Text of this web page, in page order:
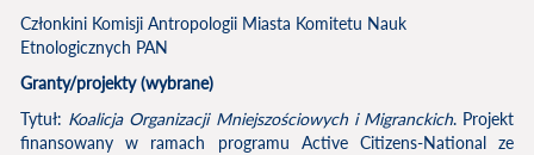
Członkini Komisji Antropologii Miasta Komitetu Nauk
Etnologicznych PAN
Granty/projekty (wybrane)
Tytuł: Koalicja Organizacji Mniejszościowych i Migranckich. Projekt
finansowany w ramach programu Active Citizens-National ze